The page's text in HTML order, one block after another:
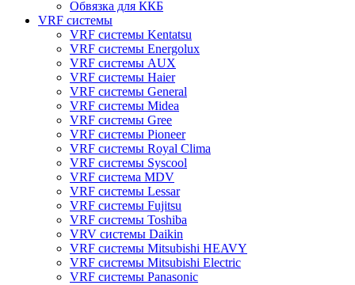
Обвязка для ККБ
VRF системы
VRF системы Kentatsu
VRF системы Energolux
VRF системы AUX
VRF системы Haier
VRF системы General
VRF системы Midea
VRF системы Gree
VRF системы Pioneer
VRF системы Royal Clima
VRF системы Syscool
VRF система MDV
VRF системы Lessar
VRF системы Fujitsu
VRF системы Toshiba
VRV системы Daikin
VRF системы Mitsubishi HEAVY
VRF системы Mitsubishi Electric
VRF системы Panasonic